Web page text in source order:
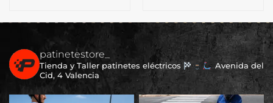
patinetestore_
Tienda y Taller patinetes eléctricos
Avenida del
Cid, 4 Valencia